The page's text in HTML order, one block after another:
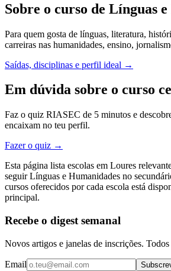
Sobre o curso de Línguas
Para quem gosta de línguas, literatura,
carreiras nas humanidades, ensino,
Saídas, disciplinas e perfil ideal →
Em dúvida sobre o curso
Faz o quiz RIASEC de 5 minutos e
encaixam no teu perfil.
Fazer o quiz →
Esta página lista escolas em Loures
seguir Línguas e Humanidades no
cursos oferecidos por cada escola está
principal.
Recebe o digest semanal
Novos artigos e janelas de inscrições. Todos
Email